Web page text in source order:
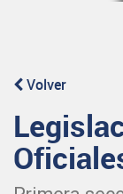
Volver